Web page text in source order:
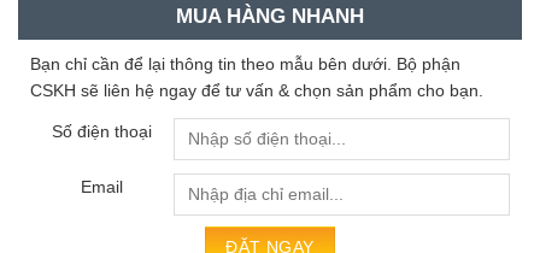
MUA HÀNG NHANH
Bạn chỉ cần để lại thông tin theo mẫu bên dưới. Bộ phận
CSKH sẽ liên hệ ngay để tư vấn & chọn sản phẩm cho bạn.
Số điện thoại
Email